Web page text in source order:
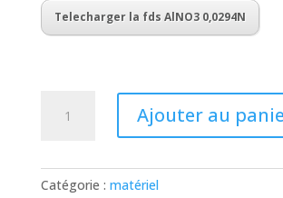
Telecharger la fds AlNO3 0,0294N
réalisation
Ajouter au
Catégorie : matériel